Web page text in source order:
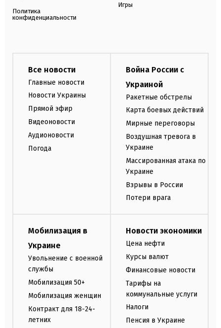
Политика
конфиденциальности
Игры
Все новости
Главные новости
Новости Украины
Прямой эфир
Видеоновости
Аудионовости
Погода
Война России с
Украиной
Ракетные обстрелы
Карта боевых действий
Мирные переговоры
Воздушная тревога в
Украине
Массированная атака по
Украине
Взрывы в России
Потери врага
Мобилизация в
Украине
Увольнение с военной
службы
Мобилизация 50+
Мобилизация женщин
Контракт для 18-24-
летних
Новости экономики
Цена нефти
Курсы валют
Финансовые новости
Тарифы на
коммунальные услуги
Налоги
Пенсия в Украине